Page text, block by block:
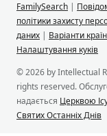
FamilySearch |
політики захисту
даних | Варіанти
Налаштування куків
© 2026 by Intellectual
rights reserved.
надається Церквою
Святих Останніх Днів